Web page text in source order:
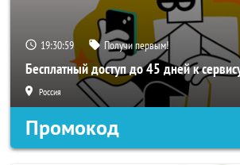
19:30:56 Получи первым!
Бесплатный доступ до 45 дней к
Россия
Промокод